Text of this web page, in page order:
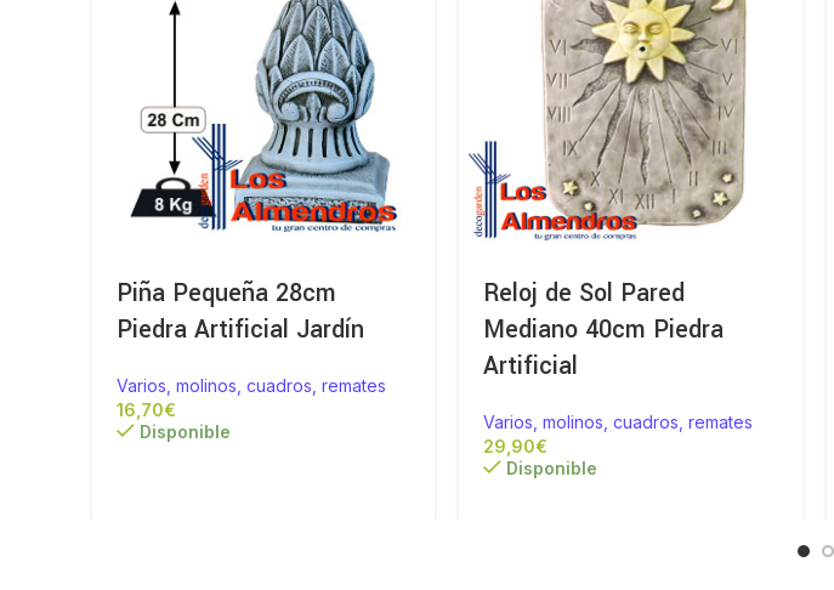
Piña Pequeña 28cm
Piedra Artificial Jardín
Varios, molinos, cuadros, remates
€
Disponible
Reloj de Sol Pared
Mediano 40cm Piedra
Artificial
Varios, molinos, cuadros, remates
€
Disponible